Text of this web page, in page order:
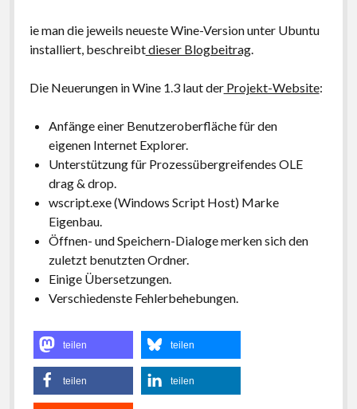
ie man die jeweils neueste Wine-Version unter Ubuntu
installiert, beschreibtdieser Blogbeitrag.
Die Neuerungen in Wine 1.3 laut derProjekt-Website:
Anfänge einer Benutzeroberfläche für den
eigenen Internet Explorer.
Unterstützung für Prozessübergreifendes OLE
drag & drop.
wscript.exe (Windows Script Host) Marke
Eigenbau.
Öffnen- und Speichern-Dialoge merken sich den
zuletzt benutzten Ordner.
Einige Übersetzungen.
Verschiedenste Fehlerbehebungen.
teilen teilen
teilen teilen